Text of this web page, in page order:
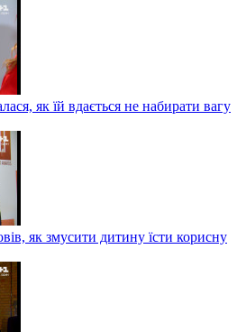
як їй вдається не набирати вагу
як змусити дитину їсти корисну